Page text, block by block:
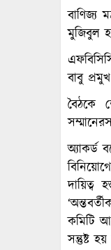
বাণিজ্য
মুজিবুল
বাবু
বৈঠকে
অ্যাকর্ড
দায়িত্ব
কমিটি
সন্তুষ্ট